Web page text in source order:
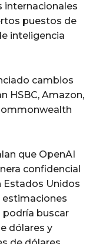
internacionales
puestos de
inteligencia
cambios
HSBC, Amazon,
que OpenAI
confidencial
Estados Unidos
estimaciones
podría buscar
dólares y